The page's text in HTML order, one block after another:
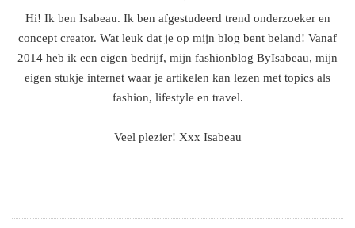
Hi! Ik ben Isabeau. Ik ben afgestudeerd trend onderzoeker en
concept creator. Wat leuk dat je op mijn blog bent beland! Vanaf
2014 heb ik een eigen bedrijf, mijn fashionblog ByIsabeau, mijn
eigen stukje internet waar je artikelen kan lezen met topics als
fashion, lifestyle en travel.
Veel plezier! Xxx Isabeau